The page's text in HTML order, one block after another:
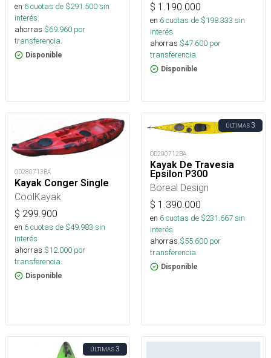
en 6cuotas de $291.500sin
interés
ahorras $69.960 por
transferencia.
Disponible
$ 1.190.000
en 6cuotas de $198.333 sin
interés
ahorras $47.600 por
transferencia.
Disponible
OD280713BA
Kayak Conger Single
CoolKayak
$ 299.900
en 6cuotas de $49.983 sin
interés
ahorras $12.000 por
transferencia.
Disponible
ÚLTIMAS3
OD290712BA
Kayak De Travesia
Epsilon P300
Boreal Design
$ 1.390.000
en 6cuotas de $231.667sin
interés
ahorras $55.600 por
transferencia.
Disponible
ÚLTIMAS3